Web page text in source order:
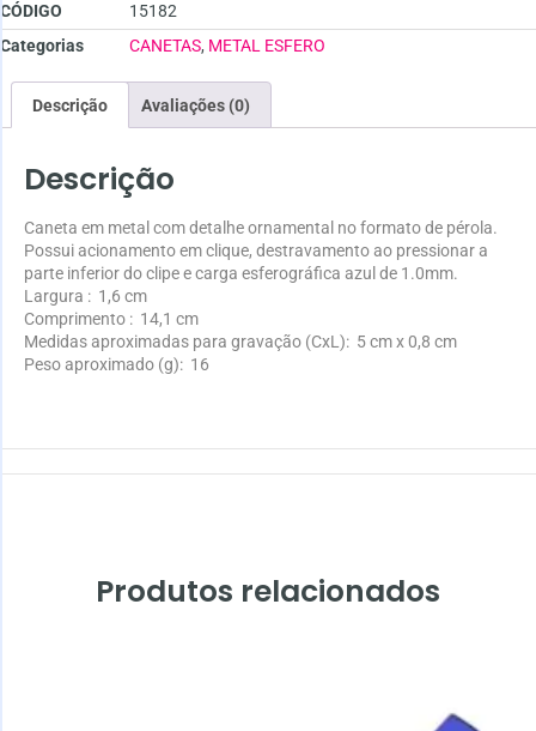
CÓDIGO
15182
Categorias
CANETAS, METAL ESFERO
Descrição Avaliações (0)
Descrição
Caneta em metal com detalhe ornamental no formato de pérola.
Possui acionamento em clique, destravamento ao pressionar a
parte inferior do clipe e carga esferográfica azul de 1.0mm.
Largura : 1,6 cm
Comprimento : 14,1 cm
Medidas aproximadas para gravação (CxL): 5 cm x 0,8 cm
Peso aproximado (g): 16
Produtos relacionados